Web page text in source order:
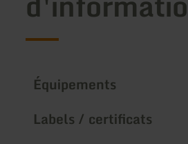
Équipements
Labels / certificats